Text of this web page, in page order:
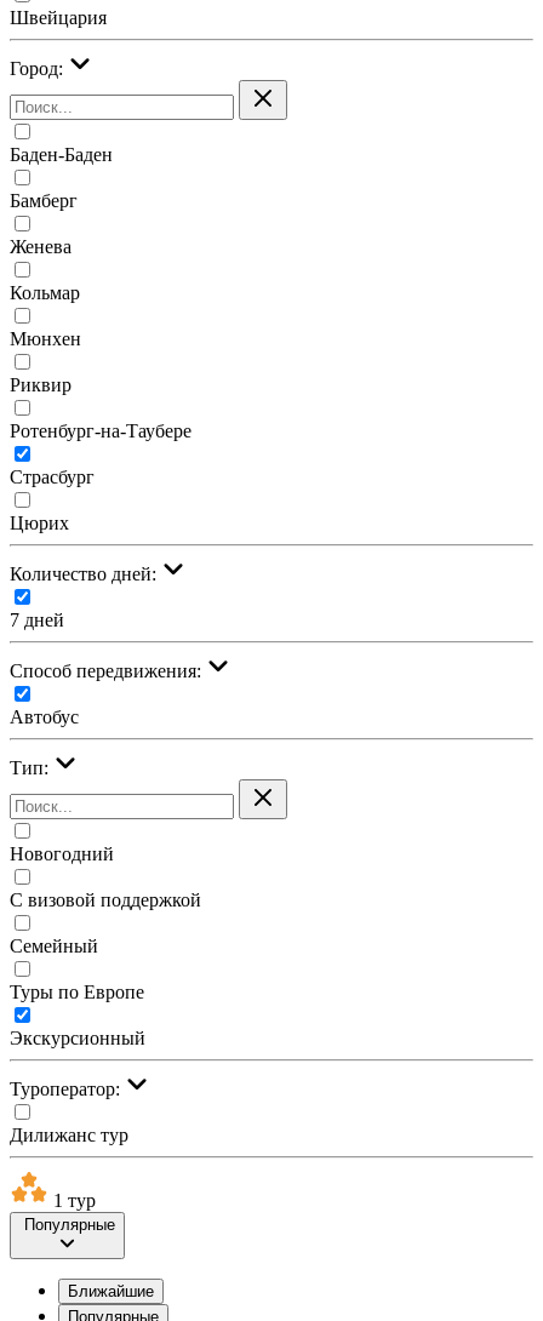
Швейцария
Город:
Баден-Баден
Бамберг
Женева
Кольмар
Мюнхен
Риквир
Ротенбург-на-Таубере
Страсбург
Цюрих
Количество дней:
7 дней
Cпособ передвижения:
Автобус
Тип:
Новогодний
С визовой поддержкой
Семейный
Туры по Европе
Экскурсионный
Туроператор:
Дилижанс тур
1 тур
Популярные
Ближайшие
Популярные